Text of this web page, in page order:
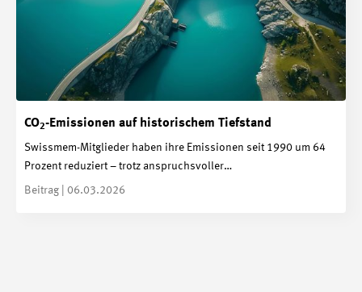
CO2-Emissionen auf historischem Tiefstand
Swissmem-Mitglieder haben ihre Emissionen seit 1990 um 64
Prozent reduziert – trotz anspruchsvoller…
Beitrag | 06.03.2026